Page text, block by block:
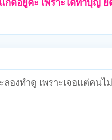
ดีอยู่ค่ะ เพราะได้ทำบุญ
องทำดู เพราะเจอแต่คนไ